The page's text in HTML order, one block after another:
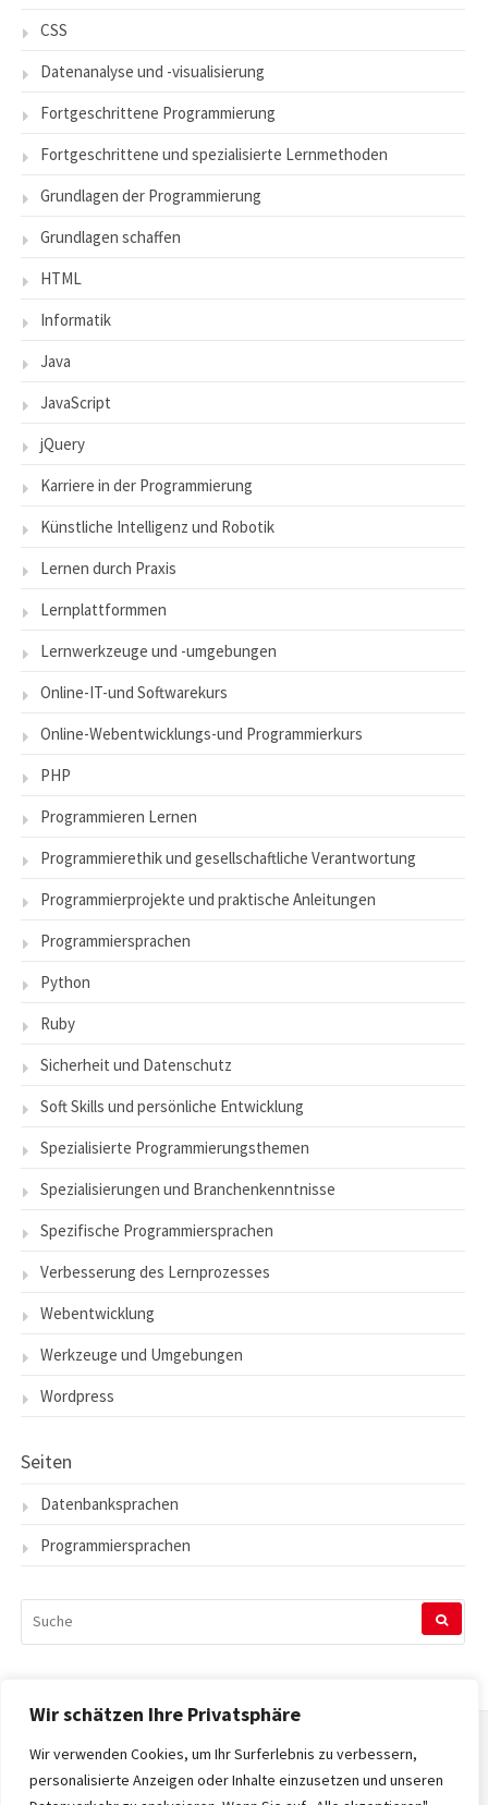
Wir schätzen Ihre Privatsphäre
Wir verwenden Cookies, um Ihr Surferlebnis zu verbessern,
personalisierte Anzeigen oder Inhalte einzusetzen und unseren
CSS
Datenanalyse und -visualisierung
Fortgeschrittene Programmierung
Fortgeschrittene und spezialisierte Lernmethoden
Grundlagen der Programmierung
Grundlagen schaffen
HTML
Informatik
Java
JavaScript
jQuery
Karriere in der Programmierung
Künstliche Intelligenz und Robotik
Lernen durch Praxis
Lernplattformmen
Lernwerkzeuge und -umgebungen
Online-IT-und Softwarekurs
Online-Webentwicklungs-und Programmierkurs
PHP
Programmieren Lernen
Programmierethik und gesellschaftliche Verantwortung
Programmierprojekte und praktische Anleitungen
Programmiersprachen
Python
Ruby
Sicherheit und Datenschutz
Soft Skills und persönliche Entwicklung
Spezialisierte Programmierungsthemen
Spezialisierungen und Branchenkenntnisse
Spezifische Programmiersprachen
Verbesserung des Lernprozesses
Webentwicklung
Werkzeuge und Umgebungen
Wordpress
Seiten
Datenbanksprachen
Programmiersprachen
NACH:
Startseite